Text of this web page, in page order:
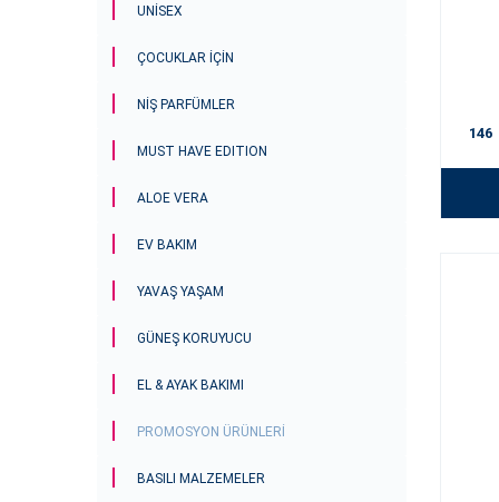
UNISEX
ÇOCUKLAR IÇIN
NIŞ PARFÜMLER
MUST HAVE EDITION
ALOE VERA
EV BAKIM
YAVAŞ YAŞAM
GÜNEŞ KORUYUCU
EL & AYAK BAKIMI
PROMOSYON ÜRÜNLERI
BASILI MALZEMELER
146